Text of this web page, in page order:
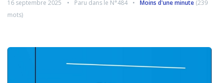
16 septembre 2025 Paru dans le N°484 Moins d'une minute (239
mots)